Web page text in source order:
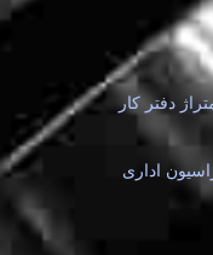
دفتر کار
اداری